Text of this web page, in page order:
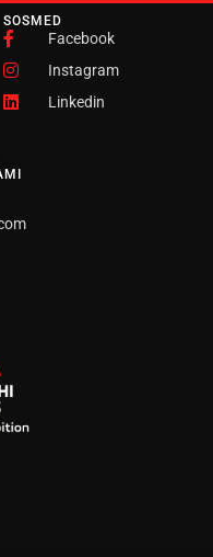
SOSMED
Facebook
Instagram
Linkedin